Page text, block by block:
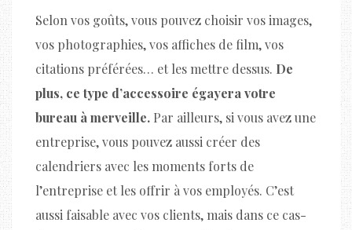
Selon vos goûts, vous pouvez choisir vos images,
vos photographies, vos affiches de film, vos
citations préférées… et les mettre dessus. De
plus, ce type d’accessoire égayera votre
bureau à merveille. Par ailleurs, si vous avez une
entreprise, vous pouvez aussi créer des
calendriers avec les moments forts de
l’entreprise et les offrir à vos employés. C’est
aussi faisable avec vos clients, mais dans ce cas-